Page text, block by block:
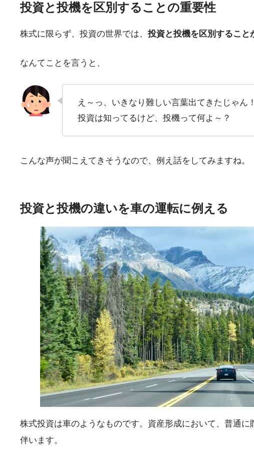
投資と投機を区別することの重要性
株式に限らず、投資の世界では、 投資と投機を区別すること
なんてことを言うと、
え～っ、いきなり難しい言葉出てきたじゃん！
投資は知ってるけど、投機って何よ～？
こんな声が聞こえてきそうなので、例え話をしてみますね。
投資と投機の違いを車の運転に例える
株式投資は車のようなものです。資産形成において、普通
伴います。